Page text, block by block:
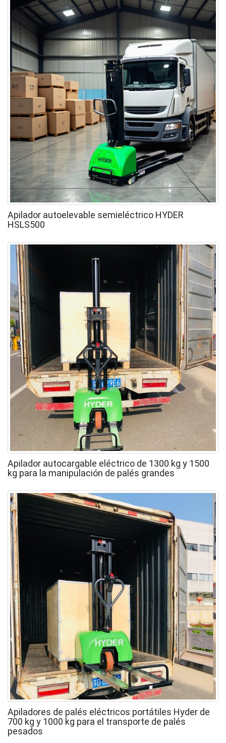
Apilador autoelevable semieléctrico HYDER
HSLS500
Apilador autocargable eléctrico de 1300 kg y 1500
kg para la manipulación de palés grandes
Apiladores de palés eléctricos portátiles Hyder de
700 kg y 1000 kg para el transporte de palés
pesados